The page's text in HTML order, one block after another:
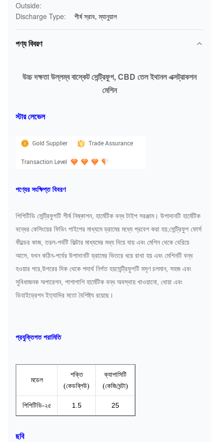
Outside:
Discharge Type: শীর্ষ স্রাব, ম্যানুয়াল
পণ্য বিবরণ
উচ্চ দক্ষতা উল্লম্ব বাস্কেট সেন্ট্রিফুগ, CBD তেল ইথানল এক্সট্রাকশন
মেশিন
স্টার লেভেল
পণ্যের সংক্ষিপ্ত বিবরণ
পিপিটিডি সেন্ট্রিফুগটি শীর্ষ নিষ্কাশন, হার্মেটিক বন্ধ টাইপ সরঞ্জাম। উপাদানটি হার্মেটিক
বন্ধের কেসিংয়ের ফিডিং পাইপের মাধ্যমে ড্রামের মধ্যে প্রবেশ করা হয়;সেন্ট্রিফুগ ফোর্স
ফীল্ডের কাজ, তরল-পর্বটি ফিল্টার মাধ্যমের মধ্য দিয়ে যায় এবং মেশিন থেকে বেরিয়ে
আসে, যখন কঠিন-পর্বের উপাদানটি ড্রামের ভিতরে ধরে রাখা হয় এবং মেশিনটি বন্ধ
হওয়ার পরে,উপরের দিক থেকে পদার্থ নির্গত হয়সেন্ট্রিফুগটি মসৃণ চলমান, সহজ এবং
সুবিধাজনক অপারেশন, পাশাপাশি হার্মেটিক বন্ধ অবস্থায় খাওয়ানো, ধোয়া এবং
ডিহাইড্রেশন ইত্যাদির মতো বৈশিষ্ট্য রয়েছে।
প্রযুক্তিগত পরামিতি
মডেল
শক্তি
(কেডব্লিউ)
ক্যাপাসিটি
(কেজি/ঘন্টা)
পিপিটিডি-২৫ 1.5 25
ছবি